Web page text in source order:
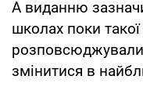
А виданню
школах поки
змінитися в